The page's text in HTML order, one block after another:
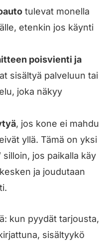
tulevat monella
etenkin jos käynti
poisvienti ja
sisältyä palveluun tai
joka näkyy
, jos kone ei mahdu
yllä. Tämä on yksi
jos paikalla käy
ja joudutaan
kun pyydät tarjousta,
sisältyykö